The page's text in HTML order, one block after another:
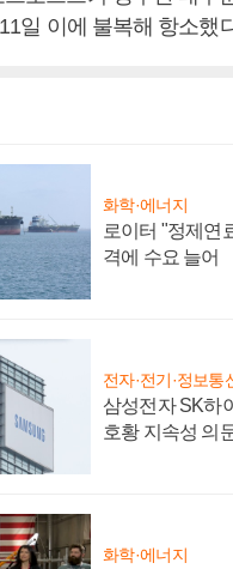
일 이에 불복해 항소했
화학·에너지
로이터 "정제연
격에 수요 늘어
전자·전기·정보통
삼성전자 SK하
호황 지속성 의
화학·에너지